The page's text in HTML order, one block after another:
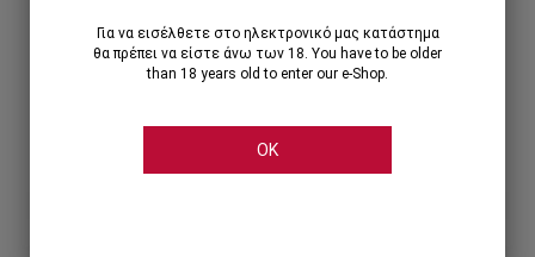
Για να εισέλθετε στο ηλεκτρονικό μας κατάστημα
θα πρέπει να είστε άνω των 18. You have to be older
than 18 years old to enter our e-Shop.
OK